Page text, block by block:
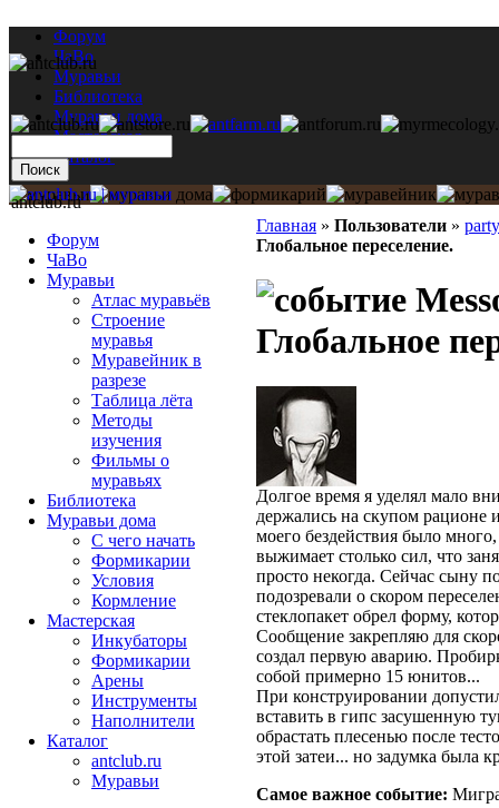
Форум
ЧаВо
Муравьи
Библиотека
Муравьи дома
Мастерская
Каталог
Главная » Пользователи »
Глобальное переселение.
Глобальное
Долгое время я уделял мало
держались на скупом рационе
моего бездействия было
выжимает столько сил, что
просто некогда. Сейчас сыну
подозревали о скором
стеклопакет обрел форму,
Сообщение закрепляю для
создал первую аварию.
собой примерно 15 юнитов...
При конструировании
вставить в гипс засушенную
обрастать плесенью после
этой затеи... но задумка была
Самое важное событие:
antclub.ru
Форум
ЧаВо
Муравьи
Атлас муравьёв
Строение
муравья
Муравейник в
разрезе
Таблица лёта
Методы
изучения
Фильмы о
муравьях
Библиотека
Муравьи дома
С чего начать
Формикарии
Условия
Кормление
Мастерская
Инкубаторы
Формикарии
Арены
Инструменты
Наполнители
Каталог
antclub.ru
Муравьи